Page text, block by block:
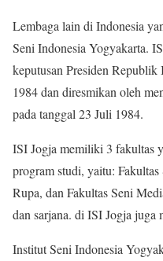
Lembaga lain di Indonesia
Seni Indonesia Yogyakarta.
keputusan Presiden
1984 dan diresmikan oleh
pada tanggal 23 Juli 1984.
ISI Jogja memiliki 3 fakultas
program studi, yaitu:
Rupa, dan Fakultas Seni
dan sarjana. di ISI Jogja juga
Institut Seni Indonesia